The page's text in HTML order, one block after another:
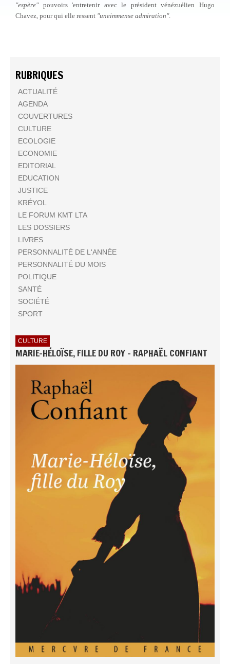
"espère"pouvoirs 'entretenir avec le président vénézuélien Hugo
Chavez, pour qui elle ressent "uneimmense admiration".
RUBRIQUES
ACTUALITÉ
AGENDA
COUVERTURES
CULTURE
ECOLOGIE
ECONOMIE
EDITORIAL
EDUCATION
JUSTICE
KRÉYOL
LE FORUM KMT LTA
LES DOSSIERS
LIVRES
PERSONNALITÉ DE L'ANNÉE
PERSONNALITÉ DU MOIS
POLITIQUE
SANTÉ
SOCIÉTÉ
SPORT
CULTURE
MARIE-HÉLOÏSE, FILLE DU ROY - RAPHAËL CONFIANT